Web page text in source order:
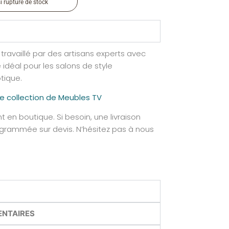
rupture de stock
travaillé par des artisans experts avec
pour les salons de style
collection de Meubles TV
en boutique. Si besoin, une livraison
sur devis. N’hésitez pas à nous